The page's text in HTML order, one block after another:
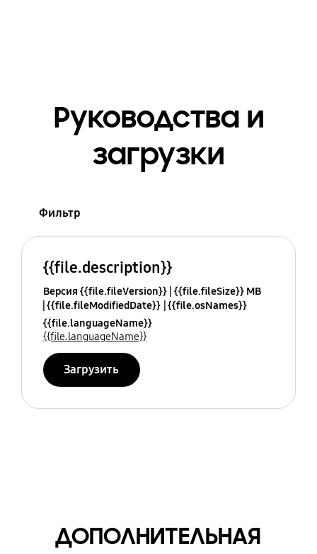
Руководства и
загрузки
Фильтр
{{file.description}}
Версия {{file.fileVersion}} {{file.fileSize}} MB
{{file.fileModifiedDate}} {{file.osNames}}
{{file.languageName}}
{{file.languageName}}
Загрузить
ДОПОЛНИТЕЛЬНАЯ